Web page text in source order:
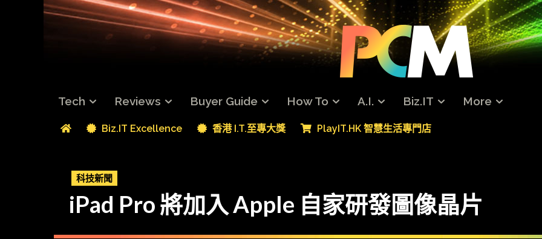
Tech Reviews Buyer Guide How To A.I. Biz.IT More
Biz.IT Excellence 香港 I.T.至專大獎 PlayIT.HK 智慧生活專門店
科技新聞
iPad Pro 將加入 Apple 自家研發圖像晶片